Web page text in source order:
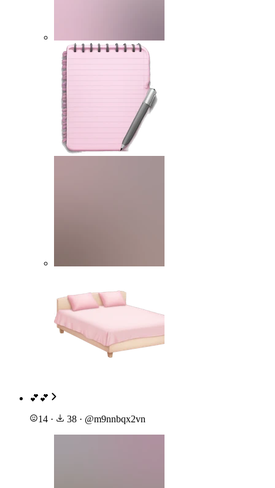
💕💕
14 · 38 · @m9nnbqx2vn